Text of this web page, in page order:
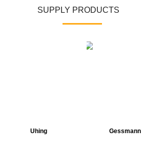
SUPPLY PRODUCTS
Uhing Gessmann